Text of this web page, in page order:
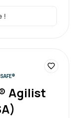
(certification
Le 09/12/2025
de
approfondir
agile.
!
SAFE®
Agilist